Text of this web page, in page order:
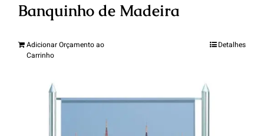
Banquinho de Madeira
Adicionar Orçamento ao
Carrinho
Detalhes